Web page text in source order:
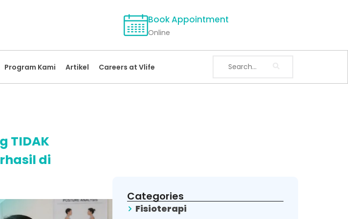
Book Appointment
Online
Program Kami Artikel Careers at Vlife
TIDAK
di
Categories
Fisioterapi